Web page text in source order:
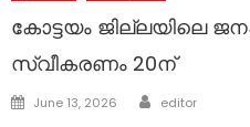
കോട്ടയം ജില്ലയിലെ
സ്വീകരണം 20ന്
Posted
June 13, 2026 Author
editor